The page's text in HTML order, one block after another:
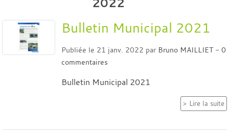
Bulletin Municipal 2021
Publiée le 21 janv. 2022 par Bruno MAILLIET - 0
commentaires
Bulletin Municipal 2021
Lire la suite